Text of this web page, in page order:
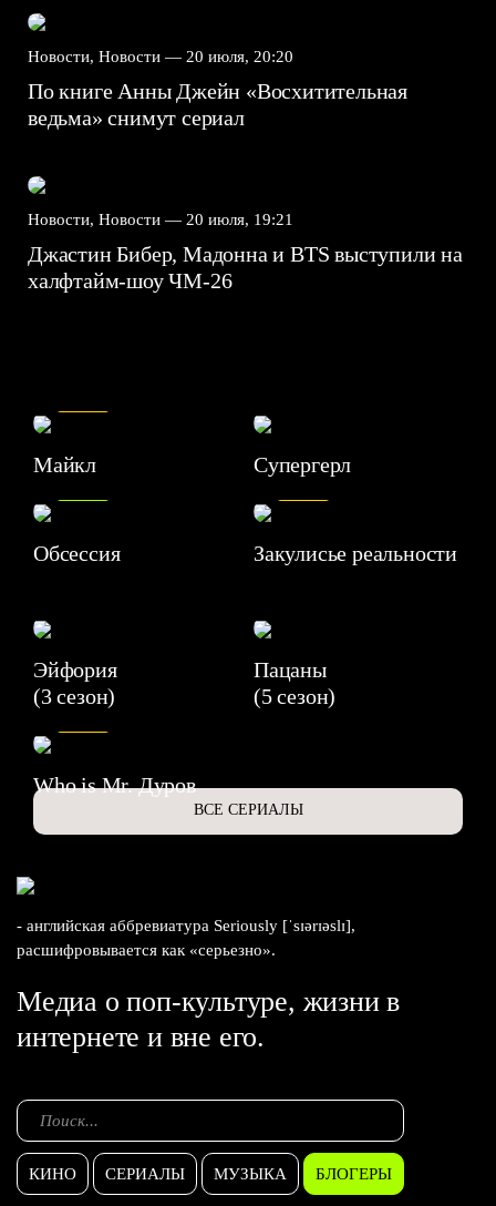
Новости, Новости — 20 июля, 20:20
По книге Анны Джейн «Восхитительная
ведьма» снимут сериал
Новости, Новости — 20 июля, 19:21
Джастин Бибер, Мадонна и BTS выступили на
халфтайм-шоу ЧМ-26
Майкл Супергерл
Обсессия
7.1
Закулисье реальности
Эйфория
(3 сезон)
Пацаны
(5 сезон)
Who is Mr. Дуров
ВСЕ СЕРИАЛЫ
- английская аббревиатура Seriously [ˈsɪərɪəslɪ],
расшифровывается как «серьезно».
Медиа о поп-культуре, жизни в
интернете и вне его.
КИНО СЕРИАЛЫ МУЗЫКА БЛОГЕРЫ